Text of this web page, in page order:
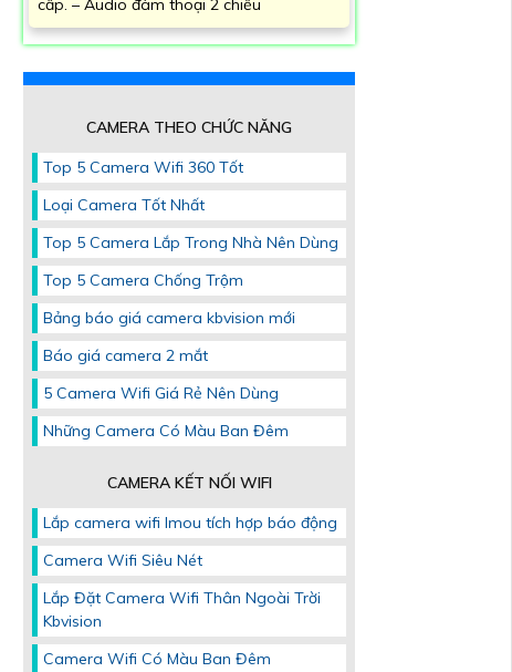
cấp. – Audio đàm thoại 2 chiều
CAMERA THEO CHỨC NĂNG
Top 5 Camera Wifi 360 Tốt
Loại Camera Tốt Nhất
Top 5 Camera Lắp Trong Nhà Nên Dùng
Top 5 Camera Chống Trộm
Bảng báo giá camera kbvision mới
Báo giá camera 2 mắt
5 Camera Wifi Giá Rẻ Nên Dùng
Những Camera Có Màu Ban Đêm
CAMERA KẾT NỐI WIFI
Lắp camera wifi Imou tích hợp báo động
Camera Wifi Siêu Nét
Lắp Đặt Camera Wifi Thân Ngoài Trời
Kbvision
Camera Wifi Có Màu Ban Đêm